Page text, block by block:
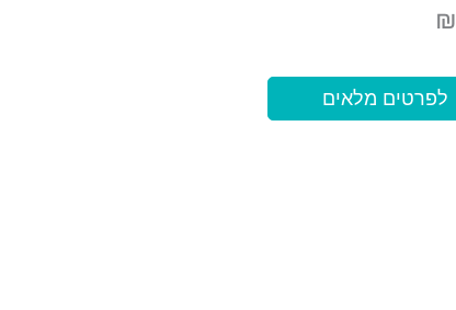
₪
לפרטים מלאים